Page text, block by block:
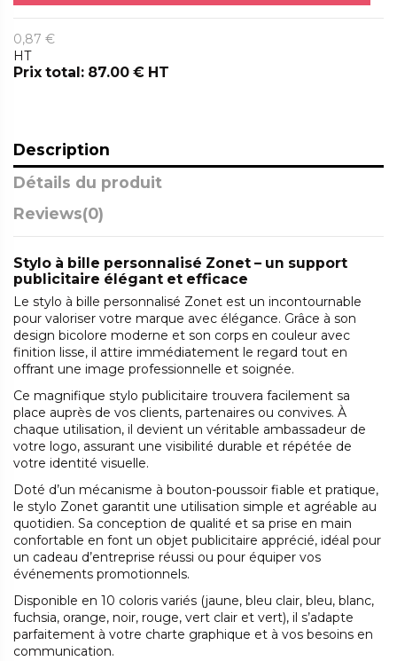
0,87 €
HT
Prix total: 87.00 € HT
Description
Détails du produit
Reviews(0)
Stylo à bille personnalisé Zonet – un support
publicitaire élégant et efficace
Le stylo à bille personnalisé Zonet est un incontournable
pour valoriser votre marque avec élégance. Grâce à son
design bicolore moderne et son corps en couleur avec
finition lisse, il attire immédiatement le regard tout en
offrant une image professionnelle et soignée.
Ce magnifique stylo publicitaire trouvera facilement sa
place auprès de vos clients, partenaires ou convives. À
chaque utilisation, il devient un véritable ambassadeur de
votre logo, assurant une visibilité durable et répétée de
votre identité visuelle.
Doté d’un mécanisme à bouton-poussoir fiable et pratique,
le stylo Zonet garantit une utilisation simple et agréable au
quotidien. Sa conception de qualité et sa prise en main
confortable en font un objet publicitaire apprécié, idéal pour
un cadeau d’entreprise réussi ou pour équiper vos
événements promotionnels.
Disponible en 10 coloris variés (jaune, bleu clair, bleu, blanc,
fuchsia, orange, noir, rouge, vert clair et vert), il s’adapte
parfaitement à votre charte graphique et à vos besoins en
communication.